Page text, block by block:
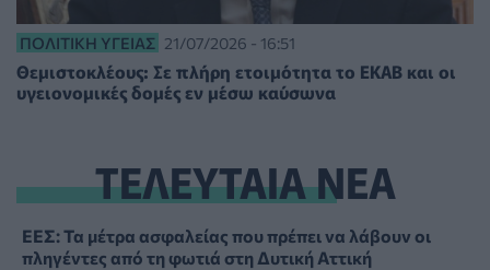
ΠΟΛΙΤΙΚΉ ΥΓΕΊΑΣ 21/07/2026 - 16:51
Θεμιστοκλέους: Σε πλήρη ετοιμότητα το ΕΚΑΒ και οι
υγειονομικές δομές εν μέσω καύσωνα
ΤΕΛΕΥΤΑΙΑ ΝΕΑ
ΕΕΣ: Τα μέτρα ασφαλείας που πρέπει να λάβουν οι
πληγέντες από τη φωτιά στη Δυτική Αττική